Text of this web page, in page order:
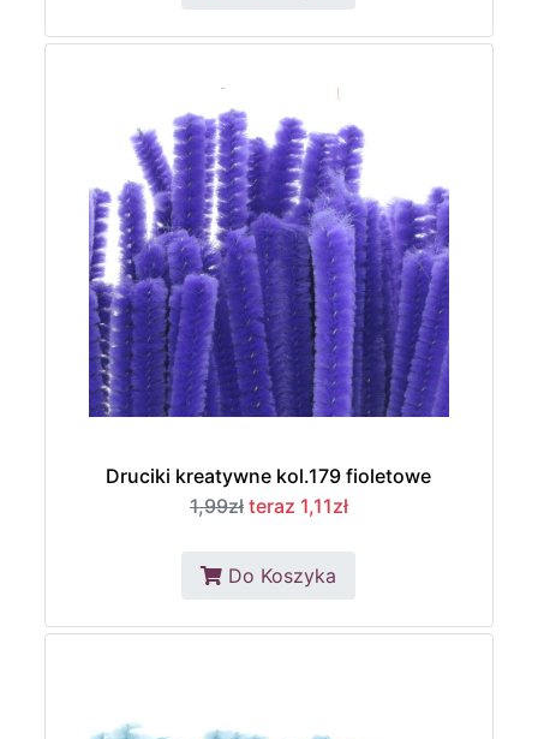
Druciki kreatywne kol.179 fioletowe
1,99zł teraz 1,11zł
Do Koszyka